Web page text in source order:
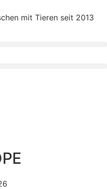
mit Tieren seit 2013